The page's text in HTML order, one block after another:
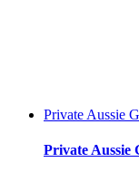
Private Aussie
Private Aussie